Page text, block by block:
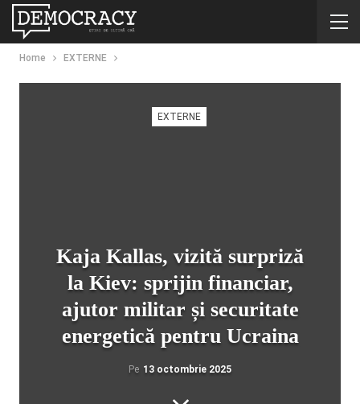
Home EXTERNE
EXTERNE
Kaja Kallas, vizită surpriză
la Kiev: sprijin financiar,
ajutor militar și securitate
energetică pentru Ucraina
Pe 13 octombrie 2025